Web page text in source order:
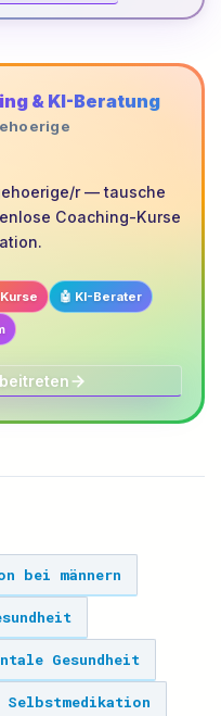
& KI-Beratung
r — tausche
Coaching-Kurse
🤖 KI-Berater
bei männern
Gesundheit
Selbstmedikation